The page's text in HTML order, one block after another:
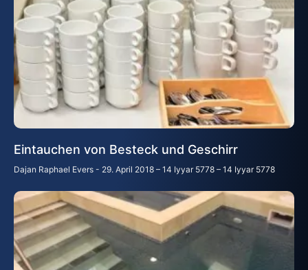
Eintauchen von Besteck und Geschirr
Dajan Raphael Evers 29. April 2018 – 14 Iyyar 5778 – 14 Iyyar 5778